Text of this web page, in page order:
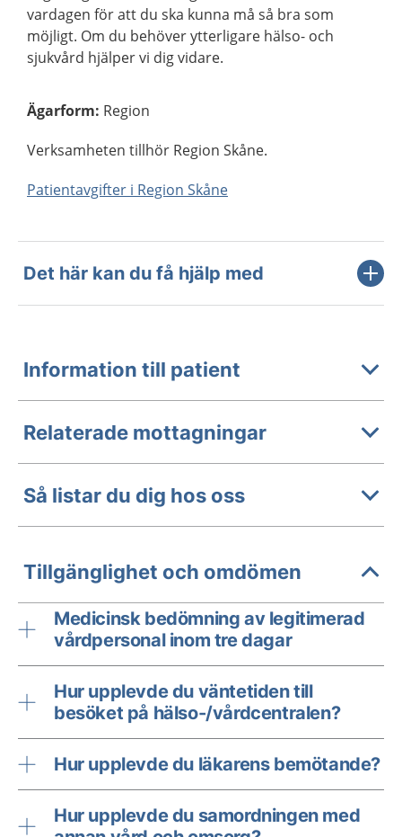
vardagen för att du ska kunna må så bra som
möjligt. Om du behöver ytterligare hälso- och
sjukvård hjälper vi dig vidare.
Ägarform: Region
Verksamheten tillhör Region Skåne.
Patientavgifter i Region Skåne
Det här kan du få hjälp med
Information till patient
Relaterade mottagningar
Så listar du dig hos oss
Tillgänglighet och omdömen
Medicinsk bedömning av legitimerad
vårdpersonal inom tre dagar
Hur upplevde du väntetiden till
besöket på hälso-/vårdcentralen?
Hur upplevde du läkarens bemötande?
Hur upplevde du samordningen med